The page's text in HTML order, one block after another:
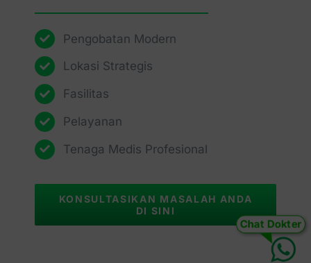
Pengobatan Modern
Lokasi Strategis
Fasilitas
Pelayanan
Tenaga Medis Profesional
KONSULTASIKAN MASALAH ANDA
DI SINI
Chat Dokter